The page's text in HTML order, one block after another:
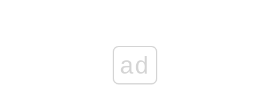
ad